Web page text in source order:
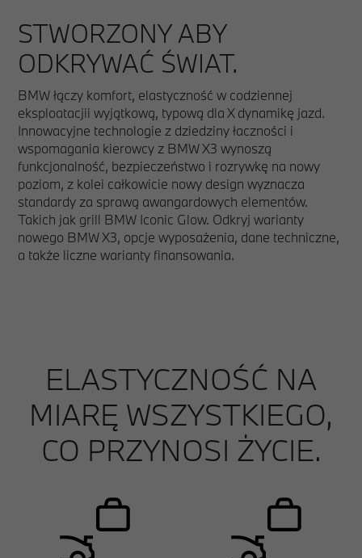
STWORZONY ABY
ODKRYWAĆ ŚWIAT.
BMW łączy komfort, elastyczność w codziennej
eksploatacjii wyjątkową, typową dla X dynamikę jazd.
Innowacyjne technologie z dziedziny łaczności i
wspomagania kierowcy z BMW X3 wynoszą
funkcjonalność, bezpieczeństwo i rozrywkę na nowy
poziom, z kolei całkowicie nowy design wyznacza
standardy za sprawą awangardowych elementów.
Takich jak grill BMW Iconic Glow. Odkryj warianty
nowego BMW X3, opcje wyposażenia, dane techniczne,
a także liczne warianty finansowania.
ELASTYCZNOŚĆ NA
MIARĘ WSZYSTKIEGO,
CO PRZYNOSI ŻYCIE.